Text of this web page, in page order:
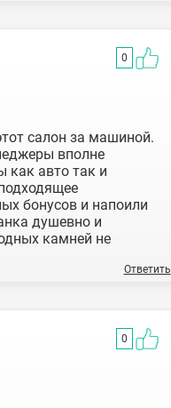
0
салон за машиной.
вполне
как авто так и
бонусов и напоили
душевно и
камней не
Ответить
0